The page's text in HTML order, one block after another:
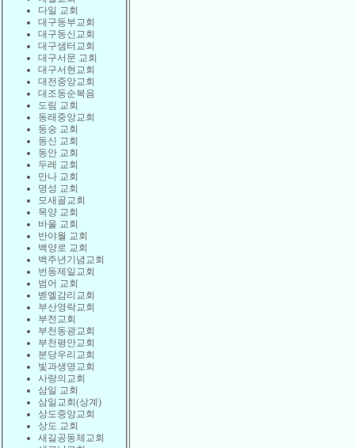
다일 교회
대구동부교회
대구동신교회
대구샘터교회
대구서문 교회
대구서현교회
대전중앙교회
대조동순복음
도림 교회
동래중앙교회
동숭 교회
동신 교회
동안 교회
두레 교회
만나 교회
명성 교회
모새골교회
목양 교회
바울 교회
반야월 교회
백양로 교회
백주년기념교회
번동제일교회
범어 교회
벧엘감리교회
부산영락교회
부전교회
부천동광교회
부천평안교회
분당우리교회
빛과생명교회
사랑의교회
삼일 교회
삼일교회(상계)
상도중앙교회
상도 교회
새길공동체교회